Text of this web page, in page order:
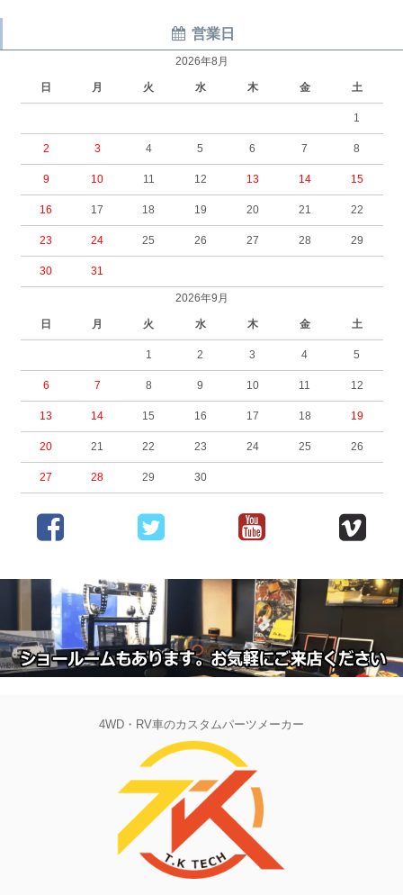
営業日
2026年8月
日 月 火 水 木 金 土
1
2 3 4 5 6 7 8
9 10 11 12 13 14 15
16 17 18 19 20 21 22
23 24 25 26 27 28 29
30 31
2026年9月
日 月 火 水 木 金 土
1 2 3 4 5
6 7 8 9 10 11 12
13 14 15 16 17 18 19
20 21 22 23 24 25 26
27 28 29 30
4WD・RV車のカスタムパーツメーカー